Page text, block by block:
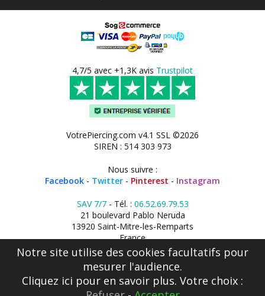
4,7/5 avec +1,3K avis Trustpilot
VotrePiercing.com v4.1 SSL ©2026
SIREN : 514 303 973
Nous suivre :
Facebook - Twitter - Pinterest - Instagram
SAV 7/7- Tél. : 06.52.69.79.53
21 boulevard Pablo Neruda
13920 Saint-Mitre-les-Remparts
France
Notre site utilise des cookies facultatifs pour
mesurer l'audience.
Cliquez ici pour en savoir plus. Votre choix :